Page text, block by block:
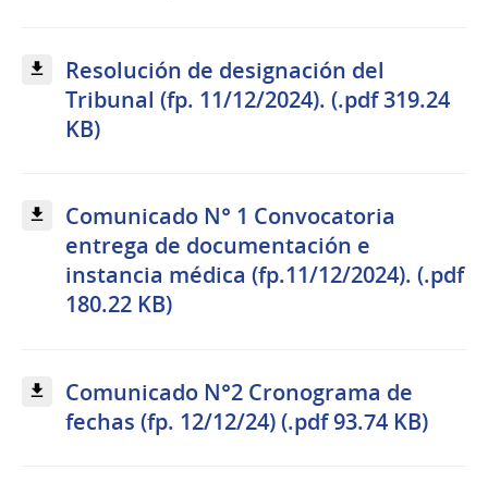
Resolución de designación del
Tribunal (fp. 11/12/2024). (.pdf 319.24
KB)
Comunicado N° 1 Convocatoria
entrega de documentación e
instancia médica (fp.11/12/2024). (.pdf
180.22 KB)
Comunicado N°2 Cronograma de
fechas (fp. 12/12/24) (.pdf 93.74 KB)